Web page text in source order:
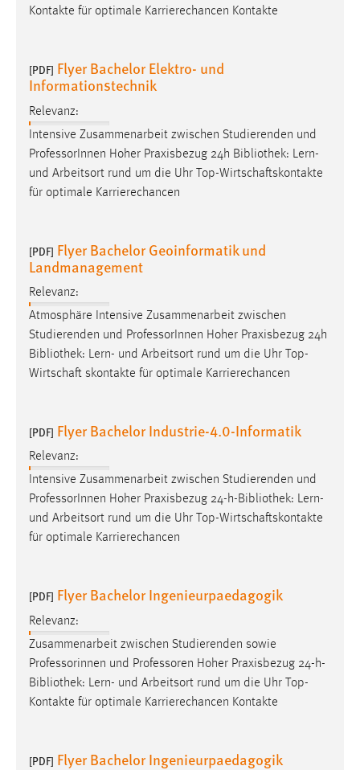
Kontakte für optimale Karrierechancen Kontakte
[PDF] Flyer Bachelor Elektro- und
Informationstechnik
Relevanz:
Intensive Zusammenarbeit zwischen Studierenden und
ProfessorInnen Hoher Praxisbezug 24h Bibliothek: Lern-
und Arbeitsort rund um die Uhr Top-Wirtschaftskontakte
für optimale Karrierechancen
[PDF] Flyer Bachelor Geoinformatik und
Landmanagement
Relevanz:
Atmosphäre Intensive Zusammenarbeit zwischen
Studierenden und ProfessorInnen Hoher Praxisbezug 24h
Bibliothek: Lern- und Arbeitsort rund um die Uhr Top-
Wirtschaft skontakte für optimale Karrierechancen
[PDF] Flyer Bachelor Industrie-4.0-Informatik
Relevanz:
Intensive Zusammenarbeit zwischen Studierenden und
ProfessorInnen Hoher Praxisbezug 24-h-Bibliothek: Lern-
und Arbeitsort rund um die Uhr Top-Wirtschaftskontakte
für optimale Karrierechancen
[PDF] Flyer Bachelor Ingenieurpaedagogik
Relevanz:
Zusammenarbeit zwischen Studierenden sowie
Professorinnen und Professoren Hoher Praxisbezug 24-h-
Bibliothek: Lern- und Arbeitsort rund um die Uhr Top-
Kontakte für optimale Karrierechancen Kontakte
[PDF] Flyer Bachelor Ingenieurpaedagogik
Das Cookie speichert die gewählte Sprache der Website.
Name:
MibewSessionID, MIBEW_UserID, mibew_locale, mibew-
chat-frame-style-5e9dbeb1811c0446
Zweck:
Cookie Laufzeit:
MibewSessionID, mibew-chat-frame-style-
Jahre, MIBEW_UserID = 1 Jahr
Login
Name:
Zweck:
Dieser Cookie ist notwendig um sich an der Website
einloggen zu können.
Cookie Laufzeit:
24 Stunden
Statistik Cookies erfassen Informationen anonym.
unsere Besucher unsere Website nutzen.
Matomo
Name:
Zweck: